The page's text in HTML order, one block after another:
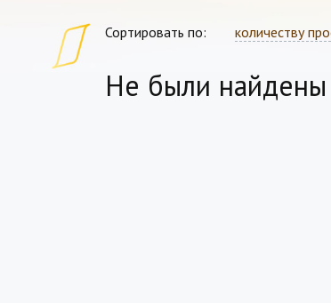
Сортировать по: количеству
Не были найдены